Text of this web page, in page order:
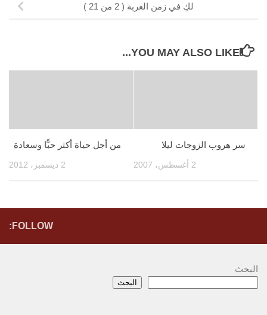
لكِ في زمن الغربة ( 2 من 21 )
YOU MAY ALSO LIKE...
من أجل حياة أكثر حبًّا وسعادة
2 ديسمبر، 2012
سر هروب الزوجات ليلا
2 أغسطس، 2007
FOLLOW:
البحث
البحث